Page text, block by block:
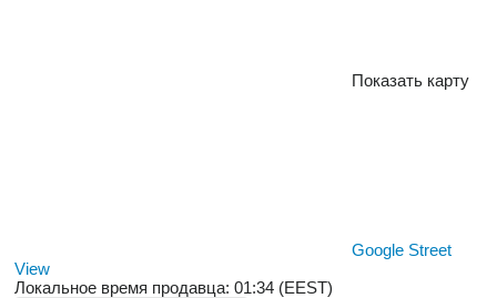
Показать карту
Google Street
View
Локальное время продавца: 01:34 (EEST)